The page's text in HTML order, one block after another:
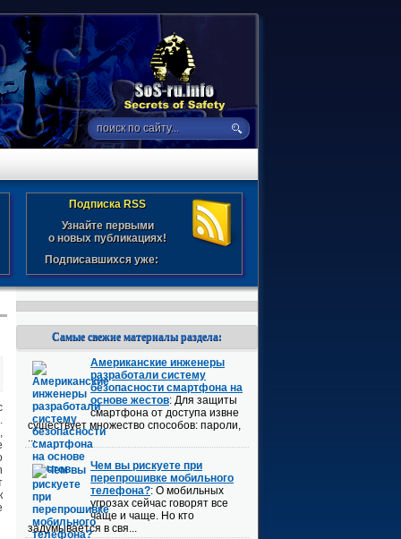
Подписка RSS
Узнайте первыми
о новых публикациях!
Подписавшихся уже:
Самые свежие материалы раздела:
Американские инженеры
разработали систему
безопасности смартфона на
основе жестов: Для защиты
смартфона от доступа извне
существует множество способов: пароли,
...
Чем вы рискуете при
перепрошивке мобильного
телефона?: О мобильных
угрозах сейчас говорят все
чаще и чаще. Но кто
задумывается в свя...